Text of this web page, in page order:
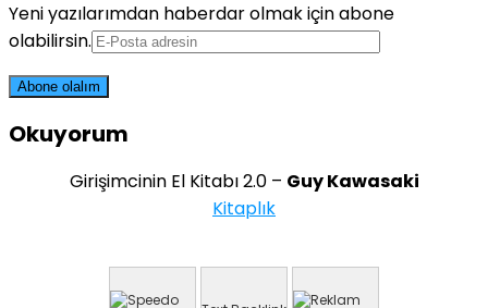
Yeni yazılarımdan haberdar olmak için abone
olabilirsin.
Okuyorum
Girişimcinin El Kitabı 2.0 – Guy Kawasaki
Kitaplık